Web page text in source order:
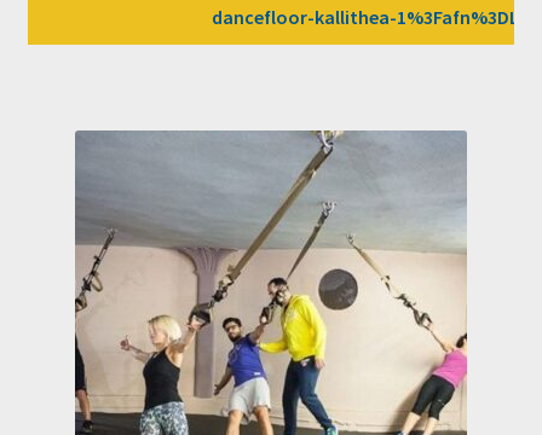
dancefloor-kallithea-1%3Fafn%3DLW